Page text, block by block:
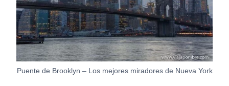
Puente de Brooklyn – Los mejores miradores de Nueva York